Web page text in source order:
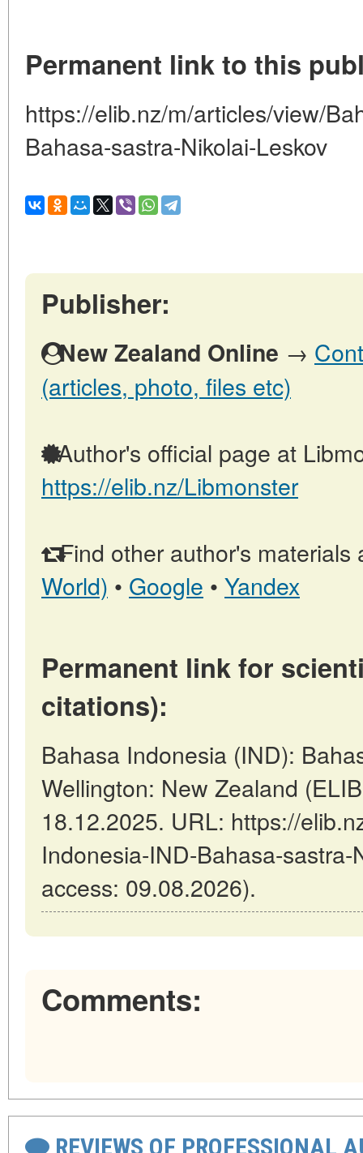
Permanent link to this
https://elib.nz/m/articles/view/
Bahasa-sastra-Nikolai-Leskov
Publisher:
New Zealand Online →
(articles, photo, files etc)
Author's official page at
https://elib.nz/Libmonster
Find other author's materials
World) • Google • Yandex
Permanent link for
citations):
Bahasa Indonesia (IND):
Wellington: New Zealand
18.12.2025. URL: https://
Indonesia-IND-Bahasa-
access: 09.08.2026).
Comments:
REVIEWS OF PROFESSIONAL